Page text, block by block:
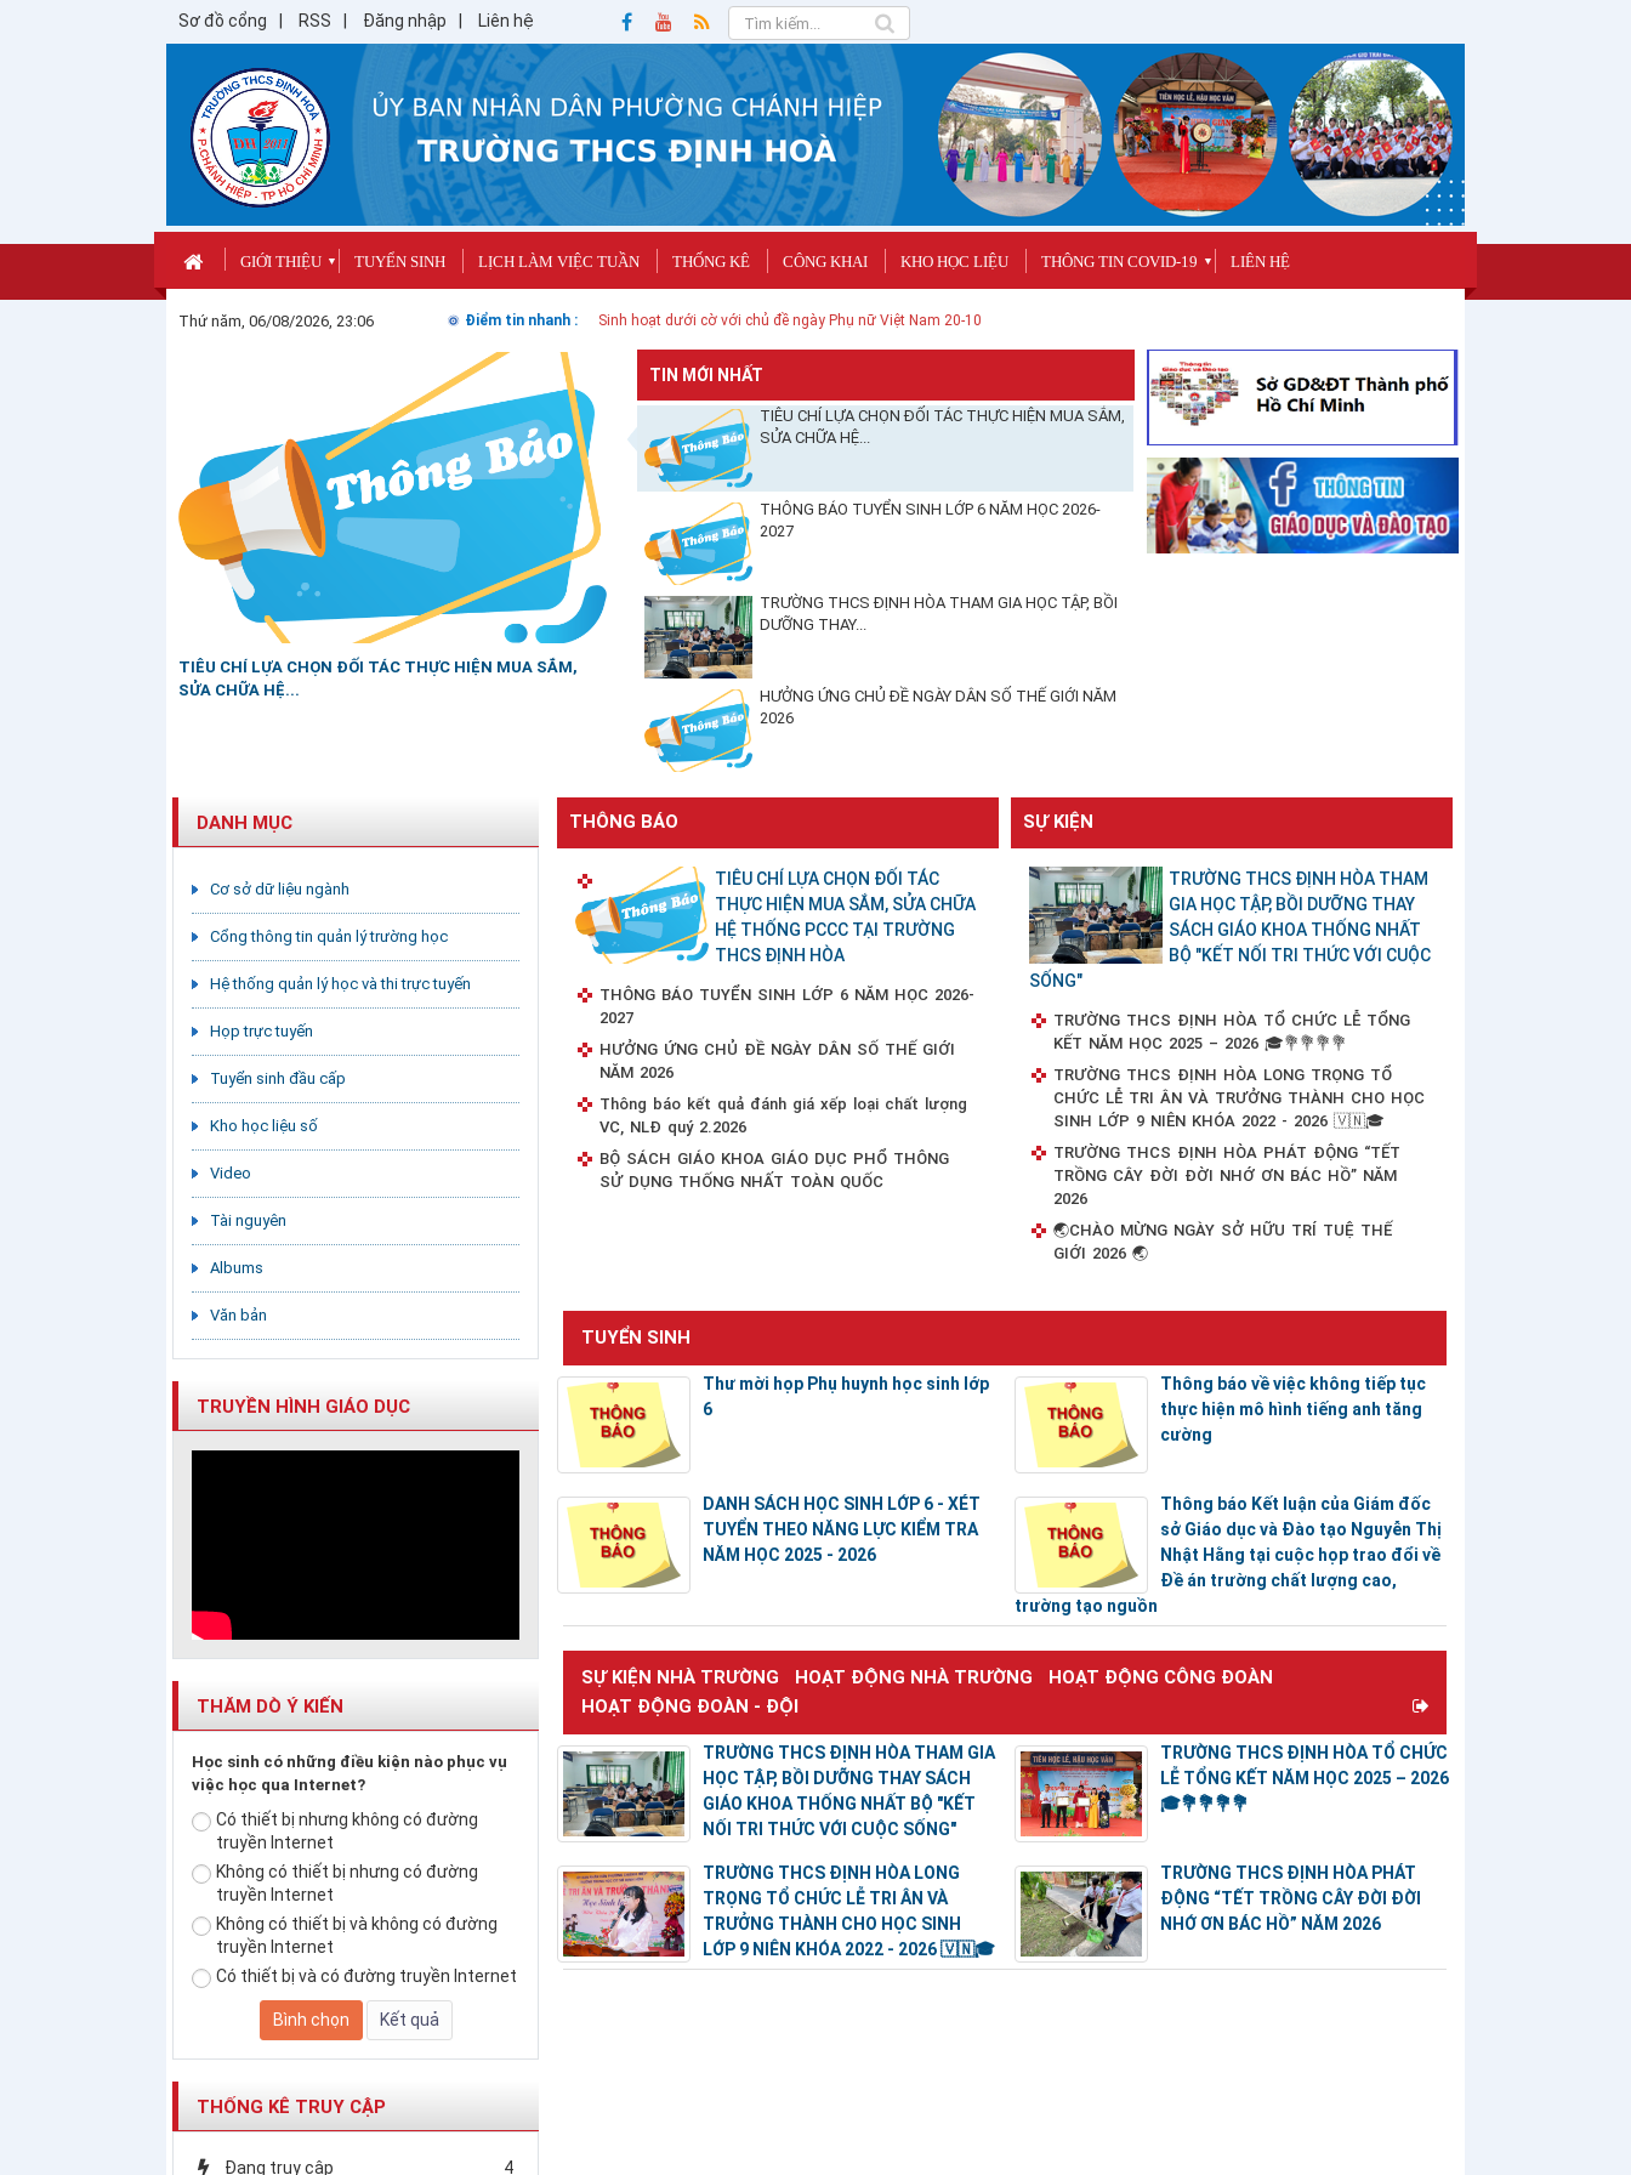
Sơ đồ cổng RSS Đăng nhập Liên hệ
GIỚI THIỆU ▼ TUYỂN SINH LỊCH LÀM VIỆC TUẦN THỐNG KÊ CÔNG KHAI KHO HỌC LIỆU THÔNG TIN COVID-19 ▼ LIÊN HỆ
Thứ năm, 06/08/2026, 23:06 Điểm tin nhanh : Lịch Thi HK II Khối 9
TIÊU CHÍ LỰA CHỌN ĐỐI TÁC THỰC HIỆN MUA SẮM,
SỬA CHỮA HỆ...
TIN MỚI NHẤT
TIÊU CHÍ LỰA CHỌN ĐỐI TÁC THỰC HIỆN MUA SẮM,
SỬA CHỮA HỆ...
THÔNG BÁO TUYỂN SINH LỚP 6 NĂM HỌC 2026-
2027
TRƯỜNG THCS ĐỊNH HÒA THAM GIA HỌC TẬP, BỒI
DƯỠNG THAY...
HƯỞNG ỨNG CHỦ ĐỀ NGÀY DÂN SỐ THẾ GIỚI NĂM
2026
THÔNG BÁO
TIÊU CHÍ LỰA CHỌN ĐỐI TÁC
THỰC HIỆN MUA SẮM, SỬA CHỮA
HỆ THỐNG PCCC TẠI TRƯỜNG
THCS ĐỊNH HÒA
THÔNG BÁO TUYỂN SINH LỚP 6 NĂM HỌC 2026-
2027
HƯỞNG ỨNG CHỦ ĐỀ NGÀY DÂN SỐ THẾ GIỚI
NĂM 2026
Thông báo kết quả đánh giá xếp loại chất lượng
VC, NLĐ quý 2.2026
BỘ SÁCH GIÁO KHOA GIÁO DỤC PHỔ THÔNG
SỬ DỤNG THỐNG NHẤT TOÀN QUỐC
SỰ KIỆN
TRƯỜNG THCS ĐỊNH HÒA THAM
GIA HỌC TẬP, BỒI DƯỠNG THAY
SÁCH GIÁO KHOA THỐNG NHẤT
BỘ "KẾT NỐI TRI THỨC VỚI CUỘC
SỐNG"
TRƯỜNG THCS ĐỊNH HÒA TỔ CHỨC LỄ TỔNG
KẾT NĂM HỌC 2025 – 2026 🎓💐💐💐💐
TRƯỜNG THCS ĐỊNH HÒA LONG TRỌNG TỔ
CHỨC LỄ TRI ÂN VÀ TRƯỞNG THÀNH CHO HỌC
SINH LỚP 9 NIÊN KHÓA 2022 - 2026 🇻🇳🎓
TRƯỜNG THCS ĐỊNH HÒA PHÁT ĐỘNG “TẾT
TRỒNG CÂY ĐỜI ĐỜI NHỚ ƠN BÁC HỒ” NĂM
2026
🌏CHÀO MỪNG NGÀY SỞ HỮU TRÍ TUỆ THẾ
GIỚI 2026 🌏
TUYỂN SINH
Thư mời họp Phụ huynh học sinh lớp
6
Thông báo về việc không tiếp tục
thực hiện mô hình tiếng anh tăng
cường
DANH SÁCH HỌC SINH LỚP 6 - XÉT
TUYỂN THEO NĂNG LỰC KIỂM TRA
NĂM HỌC 2025 - 2026
Thông báo Kết luận của Giám đốc
sở Giáo dục và Đào tạo Nguyễn Thị
Nhật Hằng tại cuộc họp trao đổi về
Đề án trường chất lượng cao,
trường tạo nguồn
SỰ KIỆN NHÀ TRƯỜNG HOẠT ĐỘNG NHÀ TRƯỜNG
HOẠT ĐỘNG CÔNG ĐOÀN
HOẠT ĐỘNG ĐOÀN - ĐỘI
TRƯỜNG THCS ĐỊNH HÒA THAM GIA
HỌC TẬP, BỒI DƯỠNG THAY SÁCH
GIÁO KHOA THỐNG NHẤT BỘ "KẾT
NỐI TRI THỨC VỚI CUỘC SỐNG"
TRƯỜNG THCS ĐỊNH HÒA TỔ CHỨC
LỄ TỔNG KẾT NĂM HỌC 2025 – 2026
🎓💐💐💐💐
TRƯỜNG THCS ĐỊNH HÒA LONG
TRỌNG TỔ CHỨC LỄ TRI ÂN VÀ
TRƯỞNG THÀNH CHO HỌC SINH
LỚP 9 NIÊN KHÓA 2022 - 2026 🇻🇳🎓
TRƯỜNG THCS ĐỊNH HÒA PHÁT
ĐỘNG “TẾT TRỒNG CÂY ĐỜI ĐỜI
NHỚ ƠN BÁC HỒ” NĂM 2026
DANH MỤC
Cơ sở dữ liệu ngành
Cổng thông tin quản lý trường học
Hệ thống quản lý học và thi trực tuyến
Họp trực tuyến
Tuyển sinh đầu cấp
Kho học liệu số
Video
Tài nguyên
Albums
Văn bản
TRUYỀN HÌNH GIÁO DỤC
THĂM DÒ Ý KIẾN
Học sinh có những điều kiện nào phục vụ
việc học qua Internet?
Có thiết bị nhưng không có đường
truyền Internet
Không có thiết bị nhưng có đường
truyền Internet
Không có thiết bị và không có đường
truyền Internet
Có thiết bị và có đường truyền Internet
THỐNG KÊ TRUY CẬP
Đang truy cập 4